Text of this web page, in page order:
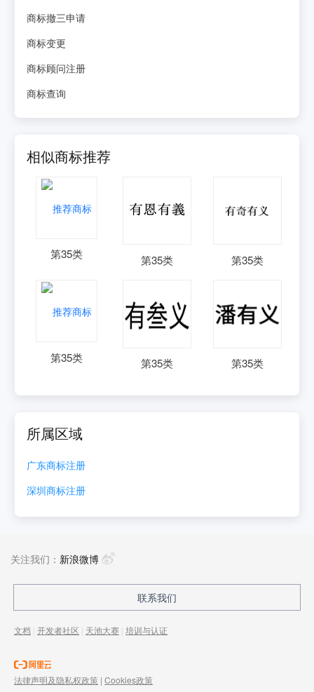
商标撤三申请
商标变更
商标顾问注册
商标查询
相似商标推荐
第35类 第35类 第35类
第35类 第35类 第35类
所属区域
广东商标注册
深圳商标注册